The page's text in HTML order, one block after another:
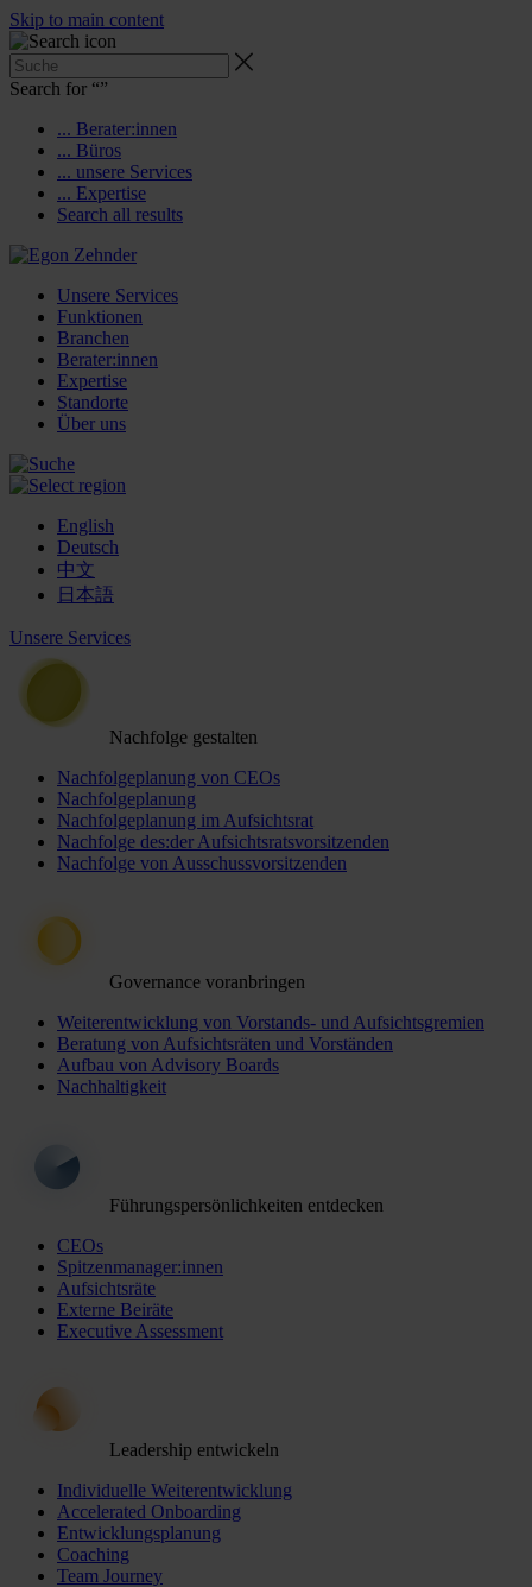
Skip to main content
Search for “”
... Berater:innen
... Büros
... unsere Services
... Expertise
Search all results
Unsere Services
Funktionen
Branchen
Berater:innen
Expertise
Standorte
Über uns
English
Deutsch
中文
日本語
Unsere Services
Nachfolge gestalten
Nachfolgeplanung von CEOs
Nachfolgeplanung
Nachfolgeplanung im Aufsichtsrat
Nachfolge des:der Aufsichtsratsvorsitzenden
Nachfolge von Ausschussvorsitzenden
Governance voranbringen
Weiterentwicklung von Vorstands- und Aufsichtsgremien
Beratung von Aufsichtsräten und Vorständen
Aufbau von Advisory Boards
Nachhaltigkeit
Führungspersönlichkeiten entdecken
CEOs
Spitzenmanager:innen
Aufsichtsräte
Externe Beiräte
Executive Assessment
Leadership entwickeln
Individuelle Weiterentwicklung
Accelerated Onboarding
Entwicklungsplanung
Coaching
Team Journey